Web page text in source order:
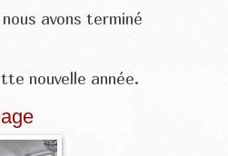
avons terminé
nouvelle année.